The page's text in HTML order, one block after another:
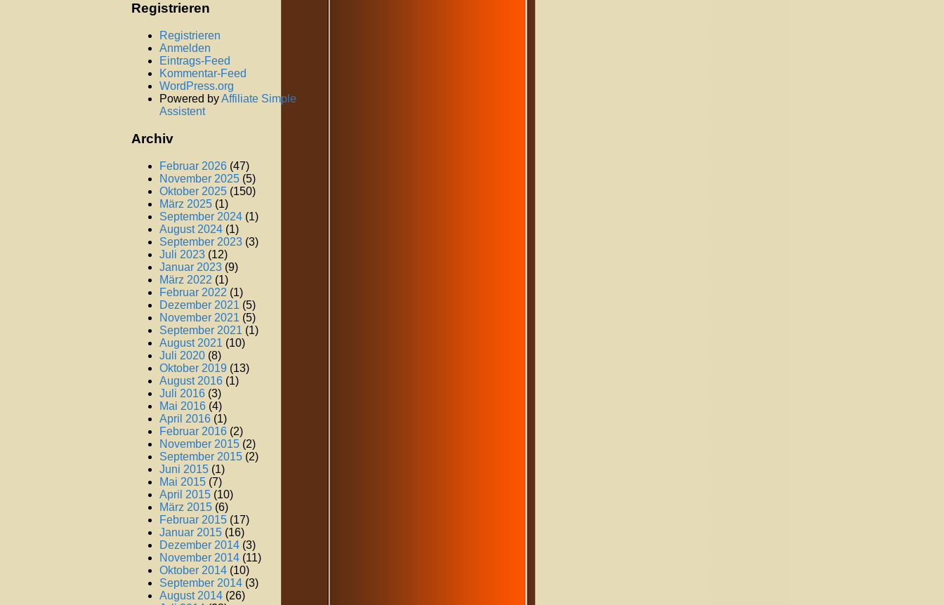
Registrieren
Registrieren
Anmelden
Eintrags-Feed
Kommentar-Feed
WordPress.org
Powered byAffiliate Simple
Assistent
Archiv
Februar 2026 (47)
November 2025 (5)
Oktober 2025 (150)
März 2025 (1)
September 2024 (1)
August 2024 (1)
September 2023 (3)
Juli 2023 (12)
Januar 2023 (9)
März 2022 (1)
Februar 2022 (1)
Dezember 2021 (5)
November 2021 (5)
September 2021 (1)
August 2021 (10)
Juli 2020 (8)
Oktober 2019 (13)
August 2016 (1)
Juli 2016 (3)
Mai 2016 (4)
April 2016 (1)
Februar 2016 (2)
November 2015 (2)
September 2015 (2)
Juni 2015 (1)
Mai 2015 (7)
April 2015 (10)
März 2015 (6)
Februar 2015 (17)
Januar 2015 (16)
Dezember 2014 (3)
November 2014 (11)
Oktober 2014 (10)
September 2014 (3)
August 2014 (26)